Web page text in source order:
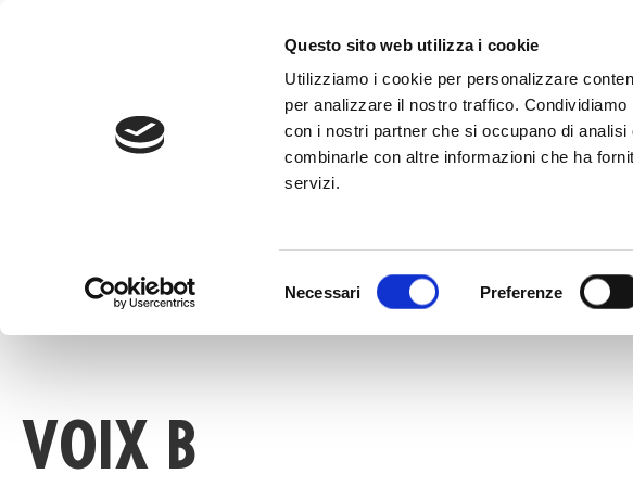
Questo sito web utilizza i cookie
Utilizziamo i cookie per personalizzare
per analizzare il nostro traffico.
con i nostri partner che si occupano di
combinarle con altre informazioni che ha
servizi.
del
Necessari Preferenze
VOIX B